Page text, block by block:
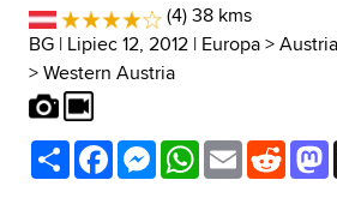
(4) 38 kms
BG | Lipiec 12, 2012 | Europa>
>Western Austria
ShareFacebookMessenger
WhatsApp
Email